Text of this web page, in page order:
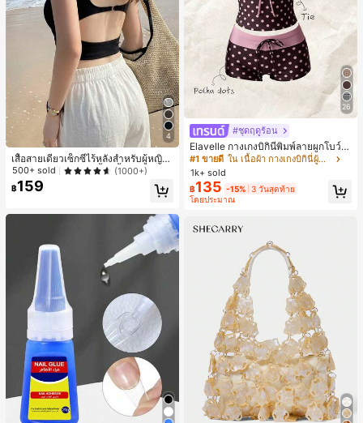
4
เสื้อสายเดี่ยวเซ็กซี่ไร้หลังสำหรับผู้หญิง
พร้อมบราแบบมีฟองน้ำ, เสื้อกล้ามแขน
กุด, เสื้อลำลองสีดำสำหรับฤดูร้อน
500+ sold (1000+)
฿159
26
#ชุดฤดูร้อน
Elavelle กางเกงบิกินี่พิมพ์ลายผูกโบว์เอ
วสูงสำหรับผู้หญิง, ฤดูใบไม้ผลิ/ฤดูร้อน
#1 ขายดี
ใน เนื้อผ้า กางเกงบิกินี่ผู้หญิง
1k+ sold
฿135 -15% 3 วันสุดท้าย
โดยประมาณ